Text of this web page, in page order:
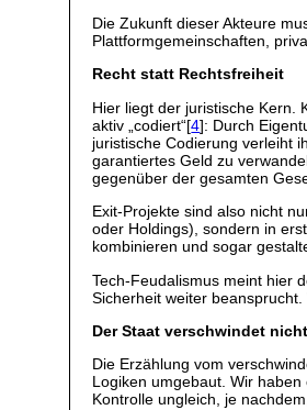
Die Zukunft dieser Akteure
Plattformgemeinschaften,
Recht statt Rechtsfreiheit
Hier liegt der juristische Kern.
aktiv „codiert“[4]: Durch
juristische Codierung verleiht
garantiertes Geld zu
gegenüber der gesamten
Exit-Projekte sind also nicht
oder Holdings), sondern in
kombinieren und sogar
Tech-Feudalismus meint hier
Sicherheit weiter
Der Staat verschwindet
Die Erzählung vom
Logiken umgebaut. Wir
Kontrolle ungleich, je